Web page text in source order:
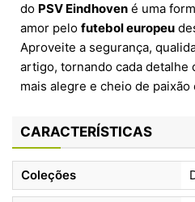
do PSV Eindhoven é uma
amor pelo futebol europeu
Aproveite a segurança,
artigo, tornando cada detalhe
mais alegre e cheio de paixão
CARACTERÍSTICAS
Coleções